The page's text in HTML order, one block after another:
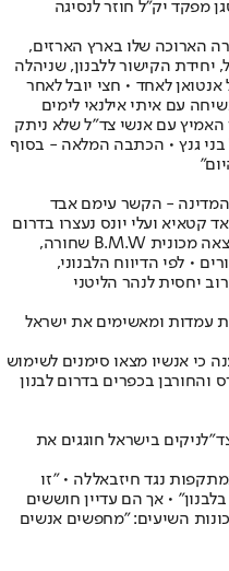
שנים אחרי - סגן מפקד יק"ל חוזר לנסיגה
הארוכה שלו בארץ הארזים,
הקישור ללבנון, שניהלה
לאחד • חצי יובל לאחר
עם איתי אילנאי לימים
על הקשר האמיץ עם אנשי צד"ל שלא ניתק
גנץ • הכתבה המלאה - בסוף
המדינה - הקשר עימם אבד
קטאיא ועלי יונס נעצרו בדרום
המדינה • לדברי מקור ביטחוני, היום נמצאה מכונית B.M.W שחורה,
• לפי הדיווח הלבנוני,
יחסית לנהר הליטני
עמדות ומאשימים את ישראל
כי אנשיו מצאו סימנים לשימוש
והחורבן בכפרים בדרום לבנון
בישראל חוגגים את
נגד חיזבאללה • "זו
• אך הם עדיין חוששים
השיעים: "מחפשים אנשים